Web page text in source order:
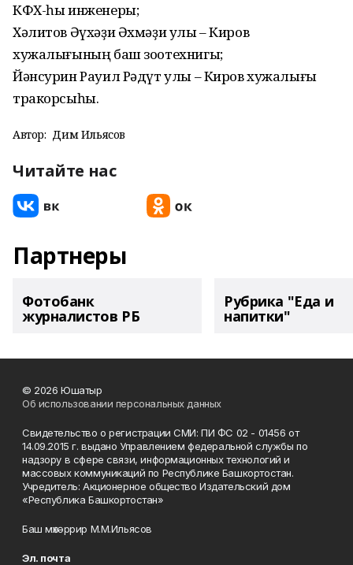
КФХ-һы инженеры;
Хәлитов Әүхәҙи Әхмәҙи улы – Киров
хужалығының баш зоотехнигы;
Йәнсурин Рауил Рәдүт улы – Киров хужалығы
тракорсыһы.
Автор: Дим Ильясов
Читайте нас
Партнеры
Фотобанк
журналистов РБ
Рубрика "Еда и
напитки"
© 2026 Юшатыр
Об использовании персональных данных
Свидетельство о регистрации СМИ: ПИ ФС 02 - 01456 от
14.09.2015 г. выдано Управлением федеральной службы по
надзору в сфере связи, информационных технологий и
массовых коммуникаций по Республике Башкортостан.
Учредитель: Акционерное общество Издательский дом
«Республика Башкортостан»
Баш мөхәррир М.М.Ильясов
Эл. почта